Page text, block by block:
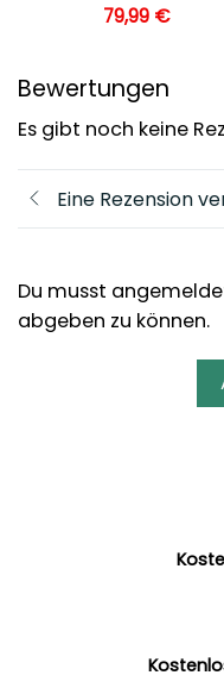
79,99 €
Bewertungen
Es gibt noch keine
Eine Rezension
Du musst
abgeben zu können.